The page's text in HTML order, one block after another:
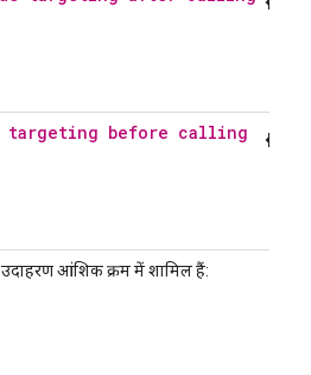
targeting before calling
उदाहरण आंशिक क्रम में शामिल हैं: